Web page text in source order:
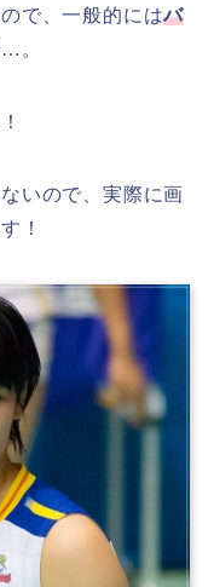
で、一般的にはバ
。
いので、実際に画
！